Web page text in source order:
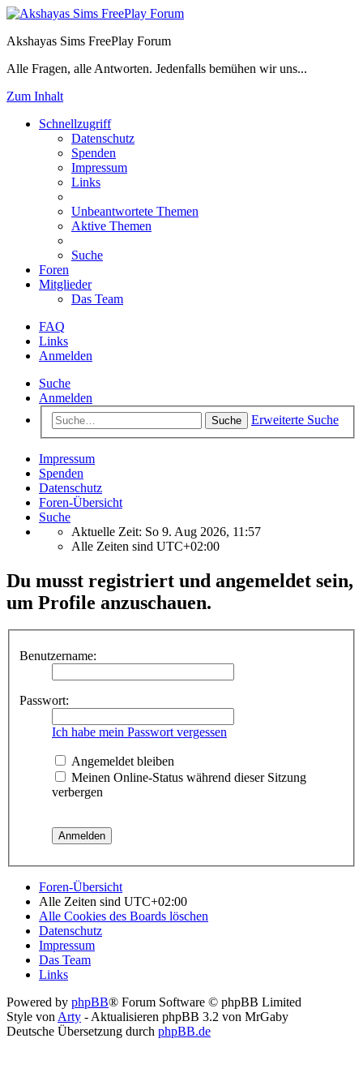
Akshayas Sims FreePlay Forum
Alle Fragen, alle Antworten. Jedenfalls bemühen wir uns...
Zum Inhalt
Schnellzugriff
Datenschutz
Spenden
Impressum
Links
Unbeantwortete Themen
Aktive Themen
Suche
Foren
Mitglieder
Das Team
FAQ
Links
Anmelden
Suche
Anmelden
Suche Erweiterte Suche
Impressum
Spenden
Datenschutz
Foren-Übersicht
Suche
Aktuelle Zeit: So 9. Aug 2026, 11:57
Alle Zeiten sind UTC+02:00
Du musst registriert und angemeldet sein,
um Profile anzuschauen.
Benutzername:
Passwort:
Ich habe mein Passwort vergessen
Angemeldet bleiben
Meinen Online-Status während dieser Sitzung
verbergen
Foren-Übersicht
Alle Zeiten sind UTC+02:00
Alle Cookies des Boards löschen
Datenschutz
Impressum
Das Team
Links
Powered by phpBB® Forum Software © phpBB Limited
Style von Arty - Aktualisieren phpBB 3.2 von MrGaby
Deutsche Übersetzung durch phpBB.de